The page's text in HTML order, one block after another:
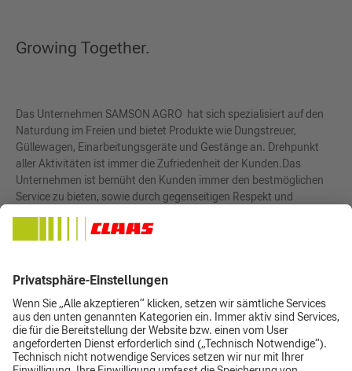
Growing Together.
Das Unternehmen SAMSON AGRO hat sich spezialisiert auf den
Naturdung im Freien und bietet Produkte wie Dungstreuer,
Güllewagen, Einarbeitungsgeräte und Gestänge an. Drehpunkt
aller Aktivitäten ist immer die Zufriedenheit der Kunden.Das
Unternehmen ist bemüht den Kunden immer den bestmöglichen
Service zu bieten, sowie durch gegenseitigen Respekt und
dieses Ziel steht "Growing Togehter".
das Unternehmen heute zu einem modernen Unternehmen mit
internationalem Kundenkreis entwickelt.
Hier geht's zur Webseite von SAMSON Agro.